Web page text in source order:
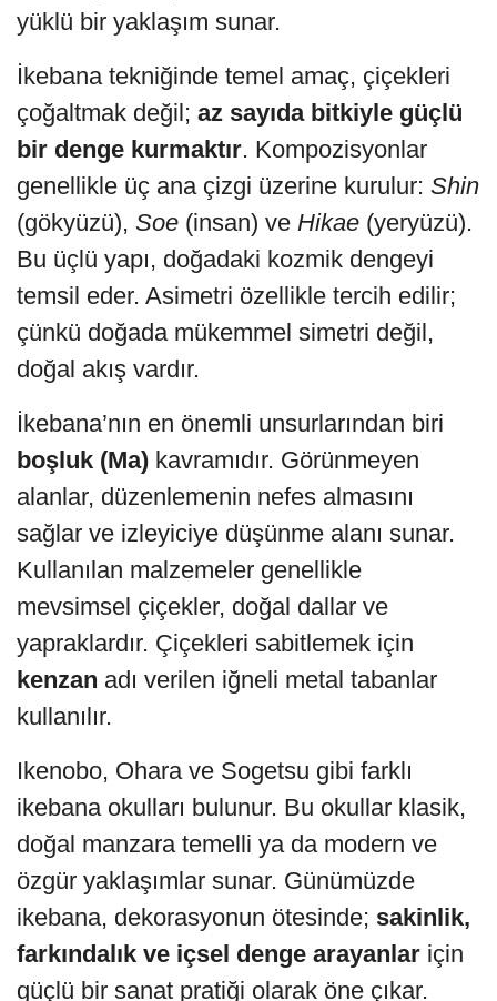
yüklü bir yaklaşım sunar.
İkebana tekniğinde temel amaç, çiçekleri
çoğaltmak değil; az sayıda bitkiyle güçlü
bir denge kurmaktır. Kompozisyonlar
genellikle üç ana çizgi üzerine kurulur: Shin
(gökyüzü), Soe (insan) ve Hikae (yeryüzü).
Bu üçlü yapı, doğadaki kozmik dengeyi
temsil eder. Asimetri özellikle tercih edilir;
çünkü doğada mükemmel simetri değil,
doğal akış vardır.
İkebana’nın en önemli unsurlarından biri
boşluk (Ma) kavramıdır. Görünmeyen
alanlar, düzenlemenin nefes almasını
sağlar ve izleyiciye düşünme alanı sunar.
Kullanılan malzemeler genellikle
mevsimsel çiçekler, doğal dallar ve
yapraklardır. Çiçekleri sabitlemek için
kenzan adı verilen iğneli metal tabanlar
kullanılır.
Ikenobo, Ohara ve Sogetsu gibi farklı
ikebana okulları bulunur. Bu okullar klasik,
doğal manzara temelli ya da modern ve
özgür yaklaşımlar sunar. Günümüzde
ikebana, dekorasyonun ötesinde; sakinlik,
farkındalık ve içsel denge arayanlar için
güçlü bir sanat pratiği olarak öne çıkar.